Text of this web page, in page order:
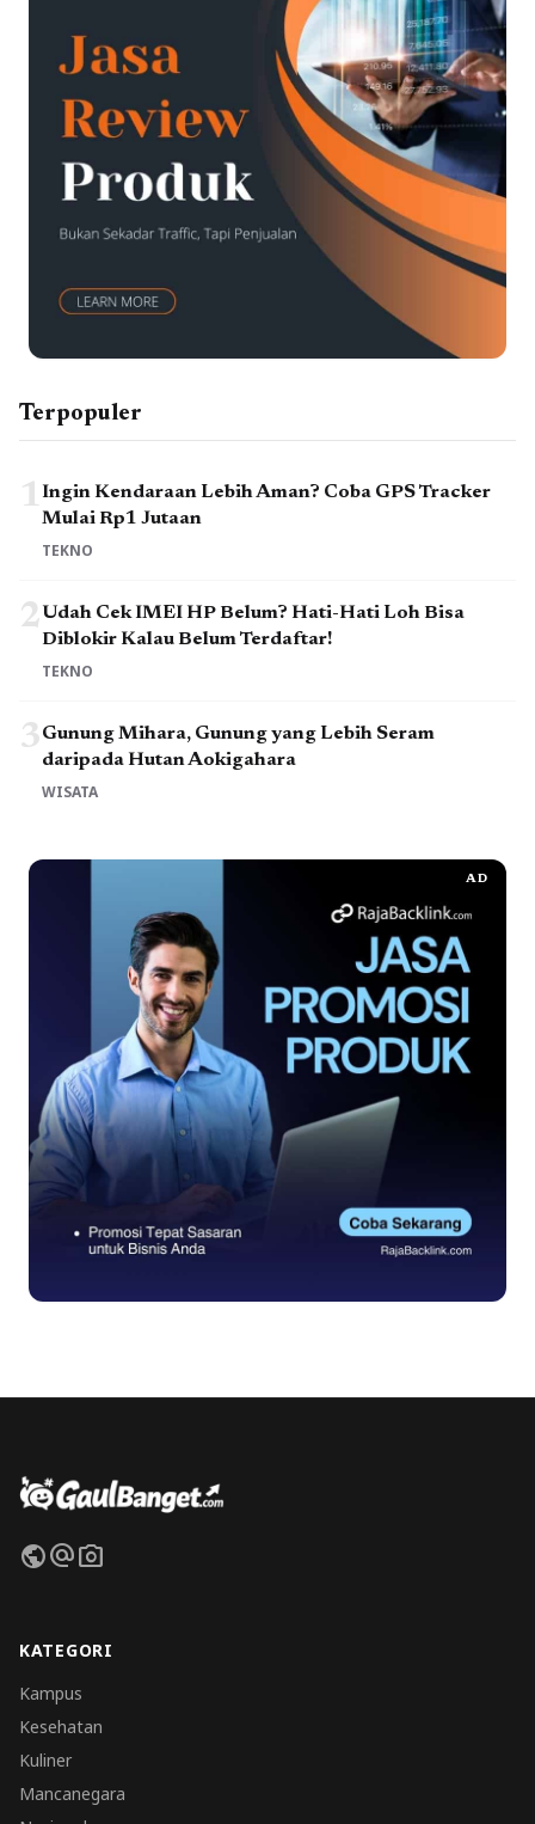
Terpopuler
1Ingin Kendaraan Lebih Aman? Coba GPS Tracker
Mulai Rp1 Jutaan
TEKNO
2Udah Cek IMEI HP Belum? Hati-Hati Loh Bisa
Diblokir Kalau Belum Terdaftar!
TEKNO
3Gunung Mihara, Gunung yang Lebih Seram
daripada Hutan Aokigahara
WISATA
AD
publicalternate_emailphoto_camera
KATEGORI
Kampus
Kesehatan
Kuliner
Mancanegara